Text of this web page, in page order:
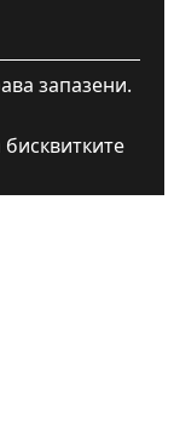
запазени.